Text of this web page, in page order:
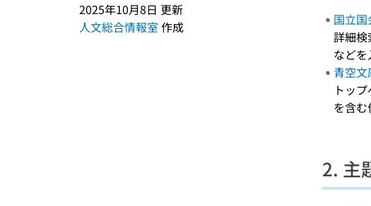
2025年10月8日 更新
人文総合情報室 作成
国立
詳細検
など
青空文
トッ
を含む
2. 主